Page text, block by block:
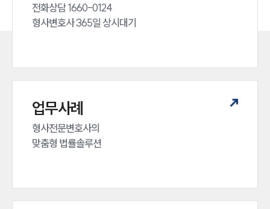
전화상담 1660-0124
형사변호사 365일 상시대기
업무사례
형사전문변호사의
맞춤형 법률솔루션